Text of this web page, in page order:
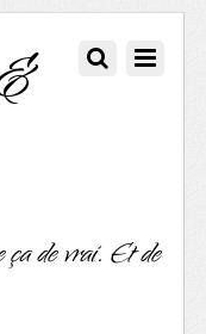
ça de vrai. Et de